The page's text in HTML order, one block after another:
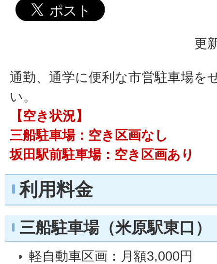
更
通勤、通学に便利な市営駐車場を
い。
【空き状況】
三船駐車場：空き区画なし
坂田駅前駐車場：空き区画あり
利用料金
三船駐車場（米原駅東口）
軽自動車区画：月額3,000円